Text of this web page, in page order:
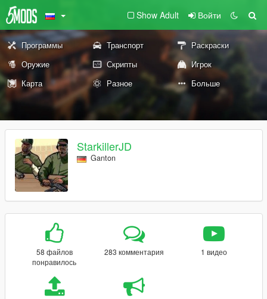
Show Adult Войти
Программы Транспорт
Раскраски
Оружие
Скрипты
Игрок
Карта
Разное Больше
StarkillerJD
Ganton
58 файлов
понравилось
283 комментария 1 видео